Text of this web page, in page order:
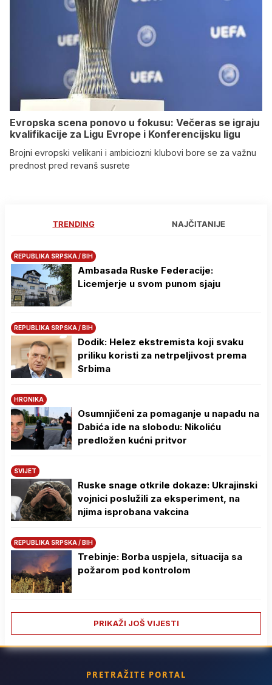
Evropska scena ponovo u fokusu: Večeras se igraju
kvalifikacije za Ligu Evrope i Konferencijsku ligu
Brojni evropski velikani i ambiciozni klubovi bore se za važnu
prednost pred revanš susrete
TRENDING NAJČITANIJE
REPUBLIKA SRPSKA / BIH
Ambasada Ruske Federacije:
Licemjerje u svom punom sjaju
REPUBLIKA SRPSKA / BIH
Dodik: Helez ekstremista koji svaku
priliku koristi za netrpeljivost prema
Srbima
HRONIKA
Osumnjičeni za pomaganje u napadu na
Dabića ide na slobodu: Nikoliću
predložen kućni pritvor
SVIJET
Ruske snage otkrile dokaze: Ukrajinski
vojnici poslužili za eksperiment, na
njima isprobana vakcina
REPUBLIKA SRPSKA / BIH
Trebinje: Borba uspjela, situacija sa
požarom pod kontrolom
PRIKAŽI JOŠ VIJESTI
PRETRAŽITE PORTAL